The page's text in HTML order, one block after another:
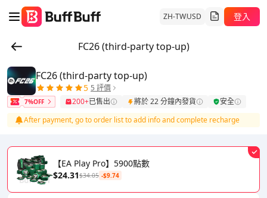
ZH-TWUSD 登入
FC26 (third-party top-up)
FC26 (third-party top-up)
5 5 評價
7%OFF 200+已售出 將於 22 分鐘內發貨
安全
After payment, go to order list to add info and complete recharge
【EA Play Pro】5900點數
$24.31$34.05 -$9.74